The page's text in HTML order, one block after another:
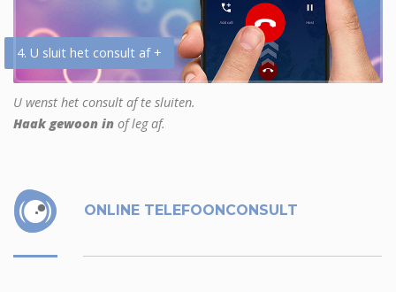
4. U sluit het consult af +
U wenst het consult af te sluiten.
Haak gewoon in of leg af.
ONLINE TELEFOONCONSULT